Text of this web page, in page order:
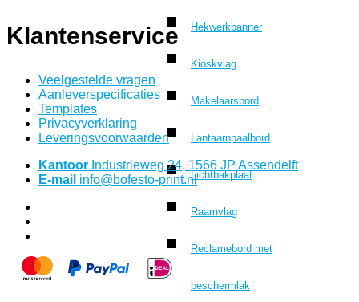
Hekwerkbanner
Kioskvlag
Makelaarsbord
Lantaarnpaalbord
Lichtbakplaat
Raamvlag
Reclamebord met
beschermlak
Klantenservice
Veelgestelde vragen
Aanleverspecificaties
Templates
Privacyverklaring
Leveringsvoorwaarden
Kantoor Industrieweg 24, 1566 JP Assendelft
E-mail info@bofesto-print.nl